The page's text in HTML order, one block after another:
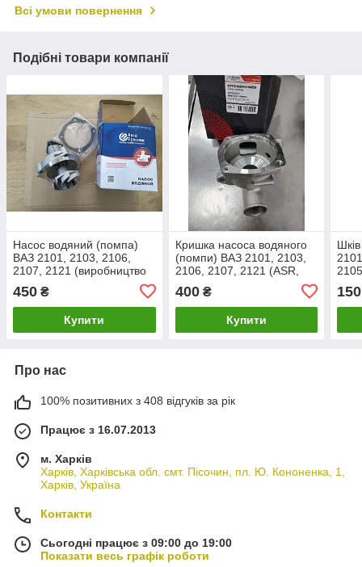
Всі умови повернення
Подібні товари компанії
Насос водяний (помпа)
ВАЗ 2101, 2103, 2106,
2107, 2121 (виробництво
450 ₴
Купити
Кришка насоса водяного
(помпи) ВАЗ 2101, 2103,
2106, 2107, 2121 (ASR,
400₴
Купити
150
Про нас
100% позитивних з 408 відгуків за рік
Працює з 16.07.2013
м. Харків
Харків, Харківська обл. смт. Пісочин, пл. Ю. Кононенка, 1,
Харків, Україна
Контакти
Сьогодні працює з 09:00 до 19:00
Показати весь графік роботи